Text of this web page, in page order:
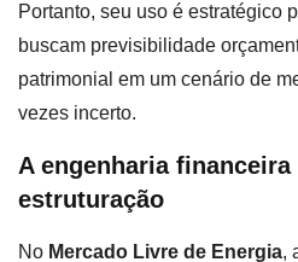
Portanto, seu uso é estratégico
buscam previsibilidade
patrimonial em um cenário de
vezes incerto.
A engenharia
estruturação
No Mercado Livre de Energia,